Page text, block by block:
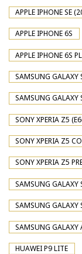
APPLE IPHONE SE
APPLE IPHONE 6S
APPLE IPHONE 6S
SAMSUNG GALAXY
SAMSUNG GALAXY
SONY XPERIA Z5
SONY XPERIA Z5
SONY XPERIA Z5
SAMSUNG GALAXY
SAMSUNG GALAXY
SAMSUNG
HUAWEI P9 LITE